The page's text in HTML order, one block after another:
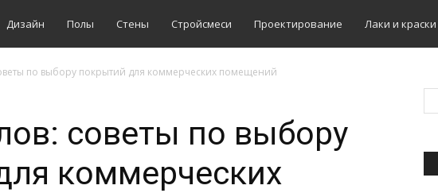
Дизайн Полы Стены Стройсмеси Проектирование Лаки и краски
по выбору покрытий для коммерческих помещений
советы по выбору
коммерческих